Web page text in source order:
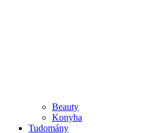
Beauty
Konyha
Tudomány